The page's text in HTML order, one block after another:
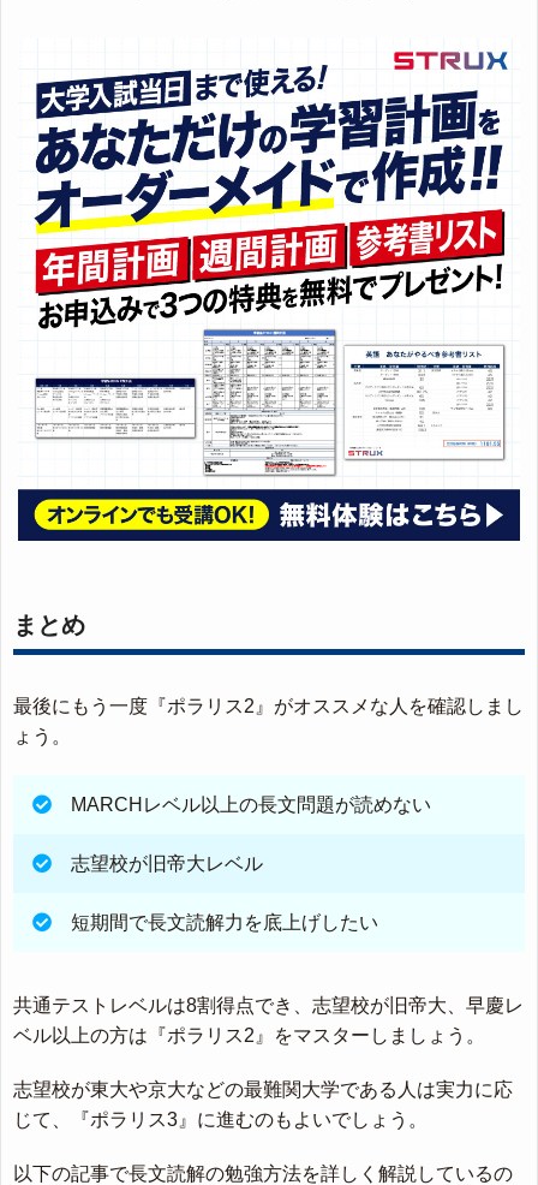
まとめ
最後にもう一度『ポラリス2』がオススメな人を確認しまし
ょう。
MARCHレベル以上の長文問題が読めない
志望校が旧帝大レベル
短期間で長文読解力を底上げしたい
共通テストレベルは8割得点でき、志望校が旧帝大、早慶レ
ベル以上の方は『ポラリス2』をマスターしましょう。
志望校が東大や京大などの最難関大学である人は実力に応
じて、『ポラリス3』に進むのもよいでしょう。
以下の記事で長文読解の勉強方法を詳しく解説しているの